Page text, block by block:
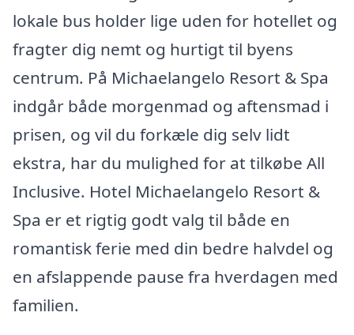
lokale bus holder lige uden for hotellet og
fragter dig nemt og hurtigt til byens
centrum. På Michaelangelo Resort & Spa
indgår både morgenmad og aftensmad i
prisen, og vil du forkæle dig selv lidt
ekstra, har du mulighed for at tilkøbe All
Inclusive. Hotel Michaelangelo Resort &
Spa er et rigtig godt valg til både en
romantisk ferie med din bedre halvdel og
en afslappende pause fra hverdagen med
familien.